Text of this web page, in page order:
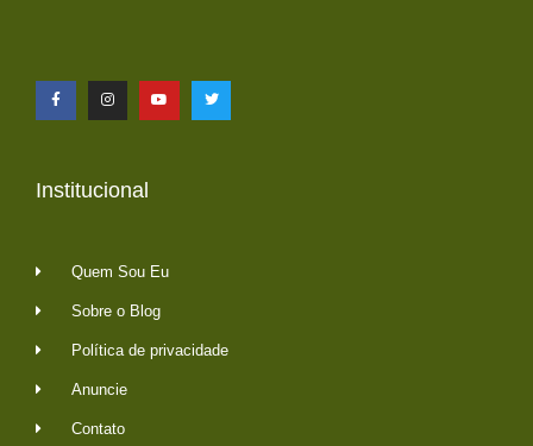
Institucional
Quem Sou Eu
Sobre o Blog
Política de privacidade
Anuncie
Contato